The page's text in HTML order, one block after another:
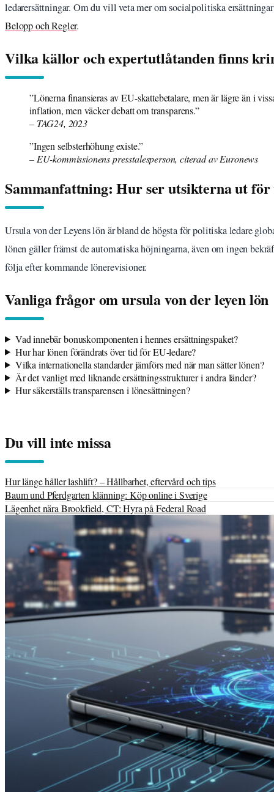
ledarersättningar. Om du vill veta mer om socialpolitiska
Belopp och Regler.
Vilka källor och expertutlåtanden finns
”Lönerna finansieras av EU-skattebetalare, men är lägre än i
inflation, men väcker debatt om transparens.”
– TAG24, 2023
”Ingen selbsterhöhung existe.”
– EU-kommissionens presstalesperson, citerad av Euronews
Sammanfattning: Hur ser utsikterna ut för
Ursula von der Leyens lön är bland de högsta för politiska ledare
lönen gäller främst de automatiska höjningarna, även om ingen
följa efter kommande lönerevisioner.
Vanliga frågor om ursula von der leyen lön
Vad innebär bonuskomponenten i hennes ersättningspaket?
Hur har lönen förändrats över tid för EU-ledare?
Vilka internationella standarder jämförs med när man sätter lönen?
Är det vanligt med liknande ersättningsstrukturer i andra länder?
Hur säkerställs transparensen i lönesättningen?
Du vill inte missa
Hur länge håller lashlift? – Hållbarhet, eftervård och tips
Baum und Pferdgarten klänning: Köp online i Sverige
Lägenhet nära Brookfield, CT: Hyra på Federal Road